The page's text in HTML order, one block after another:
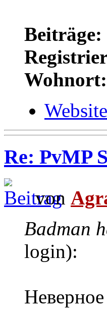
Beiträge:
Wohnort:
Website
Re: PvMP
von
Badman
login):